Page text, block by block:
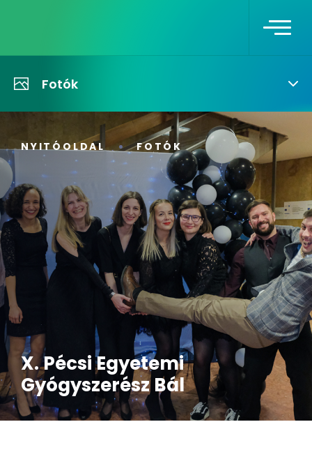
Fotók
NYITÓOLDAL FOTÓK
X. Pécsi Egyetemi
Gyógyszerész Bál